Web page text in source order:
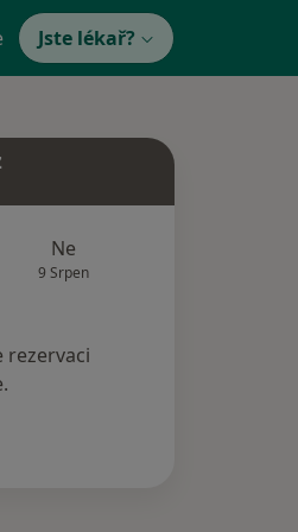
Jste lékař?
Ne
9 Srpen
rezervaci